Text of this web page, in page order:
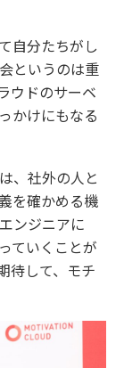
自分たちがし
というのは重
ウドのサーベ
かけにもなる
、社外の人と
を確かめる機
ンジニアに
ていくことが
待して、モチ